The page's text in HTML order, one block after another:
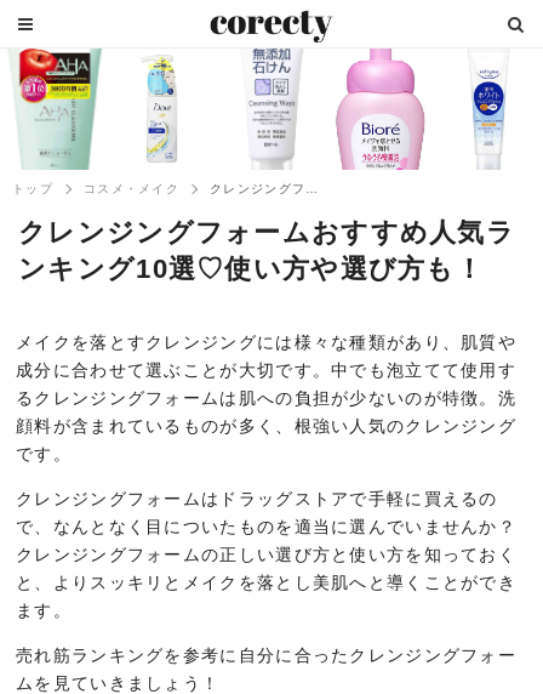
トップ コスメ・メイク
クレンジングフォームおすすめ人気ラ
ンキング10選♡使い方や選び方も！
メイクを落とすクレンジングには様々な種類があり、肌質や
成分に合わせて選ぶことが大切です。中でも泡立てて使用す
るクレンジングフォームは肌への負担が少ないのが特徴。洗
顔料が含まれているものが多く、根強い人気のクレンジング
です。
クレンジングフォームはドラッグストアで手軽に買えるの
で、なんとなく目についたものを適当に選んでいませんか？
クレンジングフォームの正しい選び方と使い方を知っておく
と、よりスッキリとメイクを落とし美肌へと導くことができ
ます。
売れ筋ランキングを参考に自分に合ったクレンジングフォー
ムを見ていきましょう！